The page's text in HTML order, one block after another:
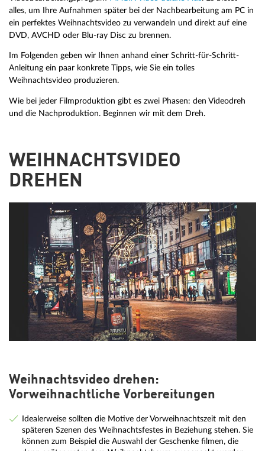
alles, um Ihre Aufnahmen später bei der Nachbearbeitung am PC in
ein perfektes Weihnachtsvideo zu verwandeln und direkt auf eine
DVD, AVCHD oder Blu-ray Disc zu brennen.
Im Folgenden geben wir Ihnen anhand einer Schritt-für-Schritt-
Anleitung ein paar konkrete Tipps, wie Sie ein tolles
Weihnachtsvideo produzieren.
Wie bei jeder Filmproduktion gibt es zwei Phasen: den Videodreh
und die Nachproduktion. Beginnen wir mit dem Dreh.
WEIHNACHTSVIDEO
DREHEN
Weihnachtsvideo drehen:
Vorweihnachtliche Vorbereitungen
Idealerweise sollten die Motive der Vorweihnachtszeit mit den
späteren Szenen des Weihnachtsfestes in Beziehung stehen. Sie
können zum Beispiel die Auswahl der Geschenke filmen, die